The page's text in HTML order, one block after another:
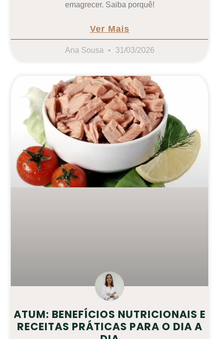
emagrecer. Saiba porquê!
Ver Mais
Ana Sousa 31/03/2026
ATUM: BENEFÍCIOS NUTRICIONAIS E
RECEITAS PRÁTICAS PARA O DIA A